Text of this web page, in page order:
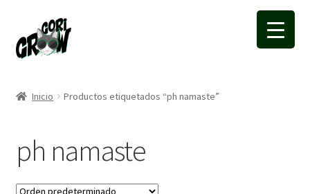
a
la
a
la
Inicio Productos etiquetados “ph namaste”
ph namaste